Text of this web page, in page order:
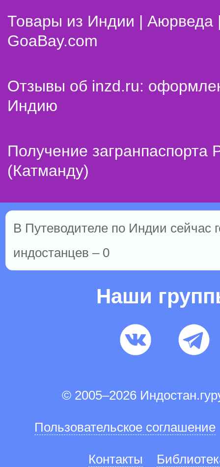
Товары из Индии | Аюрведа
GoaBay.com
Отзывы об inzd.ru:
Индию
Получение
(Катманду)
В Путеводителе по Индии сейчас
индостанцев – 0
Наши
© 2005–2026
Пользовательское соглашение
Контакты